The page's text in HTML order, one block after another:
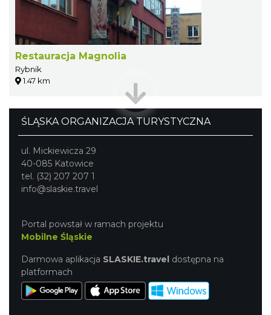
Restauracja Magnolia
Rybnik
1.47 km
ŚLĄSKA ORGANIZACJA TURYSTYCZNA
ul. Mickiewicza 29
40-085 Katowice
tel. (32) 207 207 1
info@slaskie.travel
Portal powstał w ramach projektu
Mobilne Śląskie
Darmowa aplikacja SLASKIE.travel dostępna na
platformach